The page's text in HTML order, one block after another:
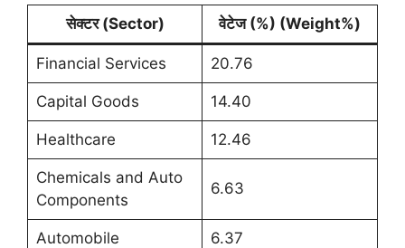
सेक्टर (Sector) वेटेज (%) (Weight%)
Financial Services 20.76
Capital Goods 14.40
Healthcare 12.46
Chemicals and Auto
Components
6.63
Automobile 6.37